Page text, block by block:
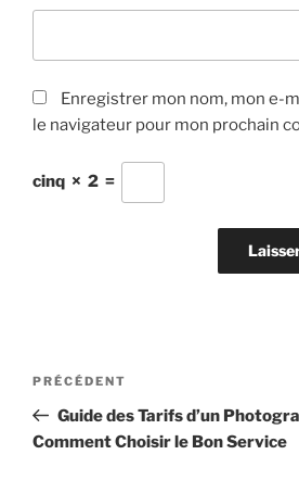
Enregistrer mon nom, mon e-
le navigateur pour mon prochain
cinq × 2 =
Navigation
l’article
Article
précédent
PRÉCÉDENT
Guide des Tarifs d’un
Comment Choisir le Bon Service